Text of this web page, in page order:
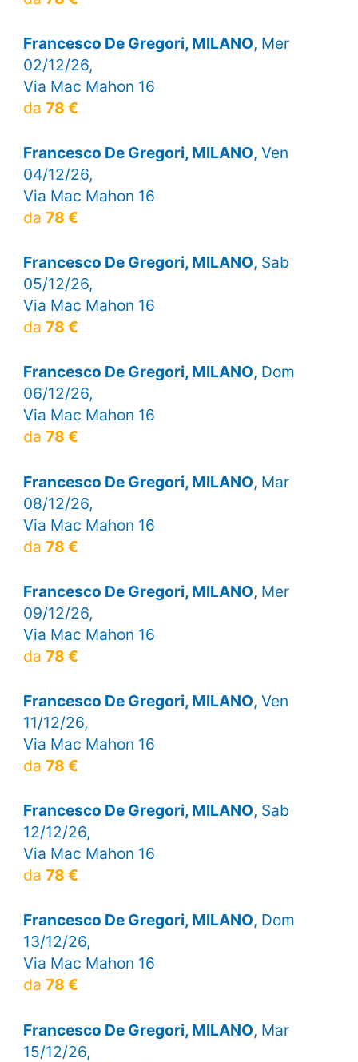
Francesco De Gregori, MILANO, Mer
02/12/26,
Via Mac Mahon 16
da 78 €
Francesco De Gregori, MILANO, Ven
04/12/26,
Via Mac Mahon 16
da 78 €
Francesco De Gregori, MILANO, Sab
05/12/26,
Via Mac Mahon 16
da 78 €
Francesco De Gregori, MILANO, Dom
06/12/26,
Via Mac Mahon 16
da 78 €
Francesco De Gregori, MILANO, Mar
08/12/26,
Via Mac Mahon 16
da 78 €
Francesco De Gregori, MILANO, Mer
09/12/26,
Via Mac Mahon 16
da 78 €
Francesco De Gregori, MILANO, Ven
11/12/26,
Via Mac Mahon 16
da 78 €
Francesco De Gregori, MILANO, Sab
12/12/26,
Via Mac Mahon 16
da 78 €
Francesco De Gregori, MILANO, Dom
13/12/26,
Via Mac Mahon 16
da 78 €
Francesco De Gregori, MILANO, Mar
15/12/26,